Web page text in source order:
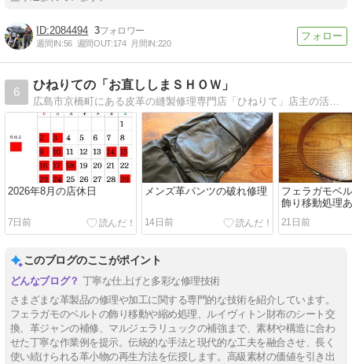
2084494 3
週間IN:56 週間OUT:174 月間IN:220
6
ひねりての「お直ししまＳＨＯＷ」
広島市京橋町にある皮革の縫製修理専門店「ひねりて」店主の活動日記です。お店の詳細や修理工程などをご紹介してます！
2026年8月の店休日
7日前
メンズ革パンツの破れ修理
14日前
フェラガモベ
飾り移動処理
21日前
このブログのここがポイント
丁寧な仕上げと多彩な修理技術
さまざまな革製品の修理や加工に関する専門的な技術を紹介しています。
フェラガモのベルトの飾り移動や縮め処理、ルイヴィトン財布のシート交
換、革ジャンの補修、マルジェラリュックの補強まで、素材や構造に合わ
せた丁寧な作業例を提示。伝統的な手法と現代的な工夫を融合させ、長く
使い続けられる革小物の再生方法を伝授します。高級素材の価値を引き出